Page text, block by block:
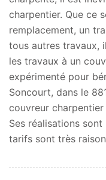
charpentier. Que ce
remplacement, un
tous autres travaux,
les travaux à un
expérimenté pour
Soncourt, dans le
couvreur
Ses réalisations
tarifs sont très